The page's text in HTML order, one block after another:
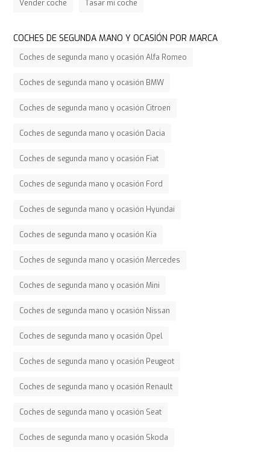
Vender coche Tasar mi coche
COCHES DE SEGUNDA MANO Y OCASIÓN POR MARCA
Coches de segunda mano y ocasión Alfa Romeo
Coches de segunda mano y ocasión BMW
Coches de segunda mano y ocasión Citroen
Coches de segunda mano y ocasión Dacia
Coches de segunda mano y ocasión Fiat
Coches de segunda mano y ocasión Ford
Coches de segunda mano y ocasión Hyundai
Coches de segunda mano y ocasión Kia
Coches de segunda mano y ocasión Mercedes
Coches de segunda mano y ocasión Mini
Coches de segunda mano y ocasión Nissan
Coches de segunda mano y ocasión Opel
Coches de segunda mano y ocasión Peugeot
Coches de segunda mano y ocasión Renault
Coches de segunda mano y ocasión Seat
Coches de segunda mano y ocasión Skoda